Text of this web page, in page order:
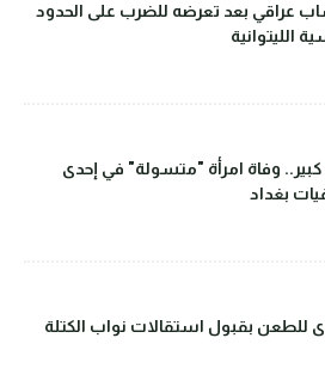
عراقي بعد تعرضه للضرب على الحدود
الليتوانية
وفاة امرأة "متسولة" في إحدى
بغداد
للطعن بقبول استقالات نواب الكتلة